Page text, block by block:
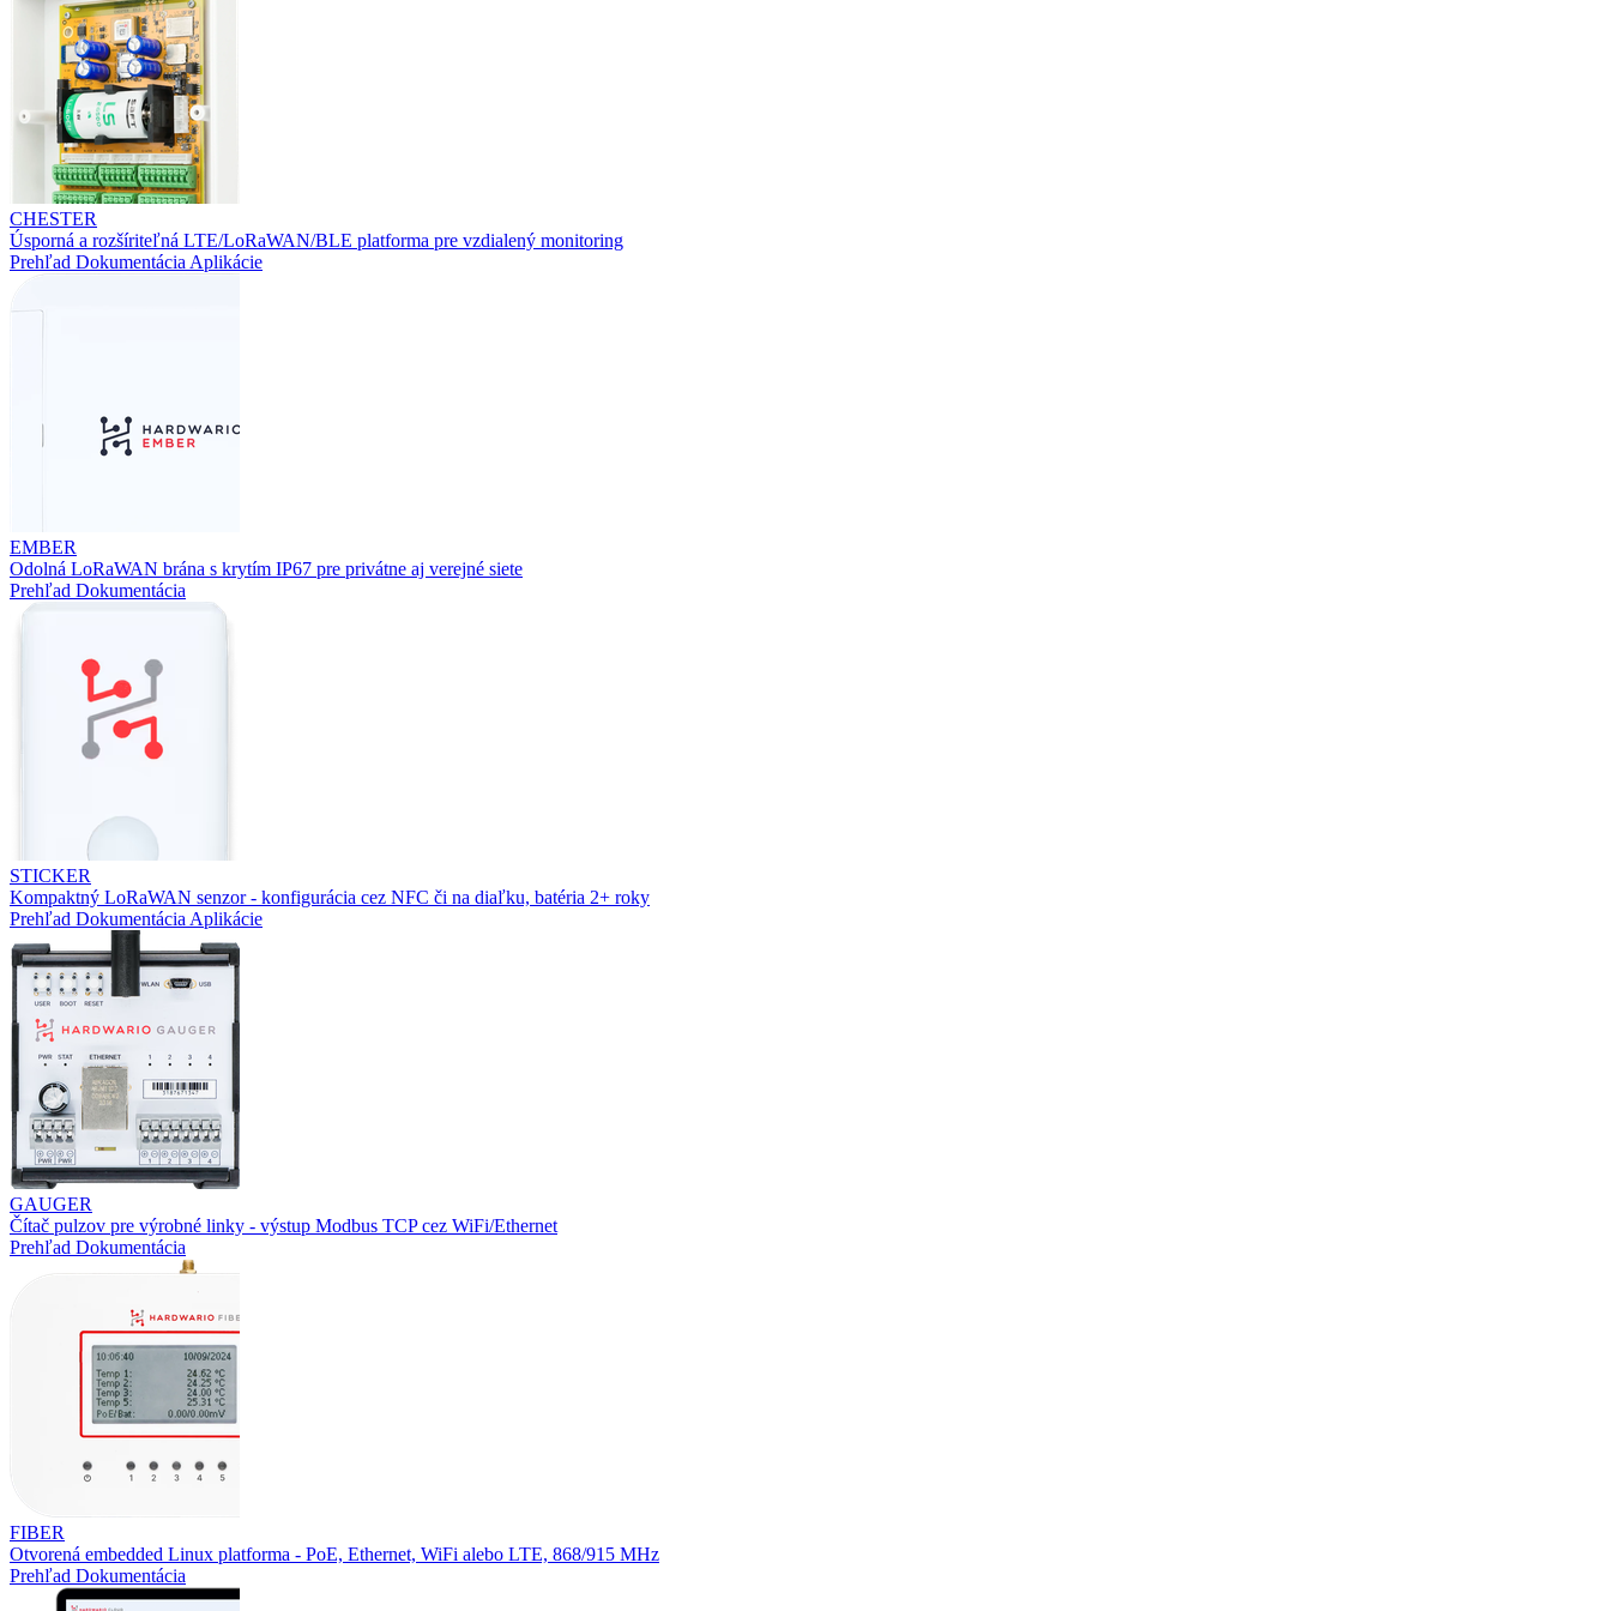
CHESTER
Úsporná a rozšíriteľná LTE/LoRaWAN/BLE platforma pre vzdialený monitoring
Prehľad Dokumentácia Aplikácie
EMBER
Odolná LoRaWAN brána s krytím IP67 pre privátne aj verejné siete
Prehľad Dokumentácia
STICKER
Kompaktný LoRaWAN senzor - konfigurácia cez NFC či na diaľku, batéria 2+ roky
Prehľad Dokumentácia Aplikácie
GAUGER
Čítač pulzov pre výrobné linky - výstup Modbus TCP cez WiFi/Ethernet
Prehľad Dokumentácia
FIBER
Otvorená embedded Linux platforma - PoE, Ethernet, WiFi alebo LTE, 868/915 MHz
Prehľad Dokumentácia